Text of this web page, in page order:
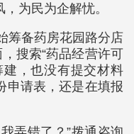
为民为企解忧。
筹备药房花园路分店
搜索“药品经营许可
，也没有提交材料
申请表，还是在填报